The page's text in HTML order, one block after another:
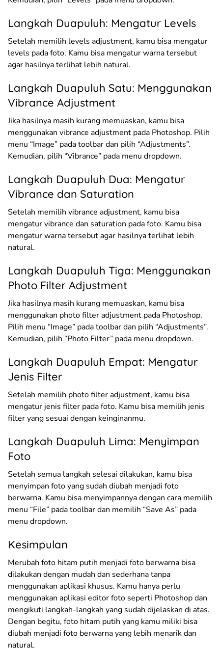
Langkah Duapuluh: Mengatur Levels
Setelah memilih levels adjustment, kamu bisa mengatur
levels pada foto. Kamu bisa mengatur warna tersebut
agar hasilnya terlihat lebih natural.
Langkah Duapuluh Satu: Menggunakan
Vibrance Adjustment
Jika hasilnya masih kurang memuaskan, kamu bisa
menggunakan vibrance adjustment pada Photoshop. Pilih
menu “Image” pada toolbar dan pilih “Adjustments”.
Kemudian, pilih “Vibrance” pada menu dropdown.
Langkah Duapuluh Dua: Mengatur
Vibrance dan Saturation
Setelah memilih vibrance adjustment, kamu bisa
mengatur vibrance dan saturation pada foto. Kamu bisa
mengatur warna tersebut agar hasilnya terlihat lebih
natural.
Langkah Duapuluh Tiga: Menggunakan
Photo Filter Adjustment
Jika hasilnya masih kurang memuaskan, kamu bisa
menggunakan photo filter adjustment pada Photoshop.
Pilih menu “Image” pada toolbar dan pilih “Adjustments”.
Kemudian, pilih “Photo Filter” pada menu dropdown.
Langkah Duapuluh Empat: Mengatur
Jenis Filter
Setelah memilih photo filter adjustment, kamu bisa
mengatur jenis filter pada foto. Kamu bisa memilih jenis
filter yang sesuai dengan keinginanmu.
Langkah Duapuluh Lima: Menyimpan
Foto
Setelah semua langkah selesai dilakukan, kamu bisa
menyimpan foto yang sudah diubah menjadi foto
berwarna. Kamu bisa menyimpannya dengan cara memilih
menu “File” pada toolbar dan memilih “Save As” pada
menu dropdown.
Kesimpulan
Merubah foto hitam putih menjadi foto berwarna bisa
dilakukan dengan mudah dan sederhana tanpa
menggunakan aplikasi khusus. Kamu hanya perlu
menggunakan aplikasi editor foto seperti Photoshop dan
mengikuti langkah-langkah yang sudah dijelaskan di atas.
Dengan begitu, foto hitam putih yang kamu miliki bisa
diubah menjadi foto berwarna yang lebih menarik dan
natural.